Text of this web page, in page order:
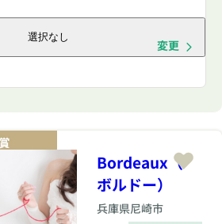
選択なし
変更
Bordeaux（
ボルドー）
兵庫県尼崎市